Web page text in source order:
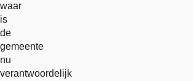
waar
is
de
gemeente
nu
verantwoordelijk